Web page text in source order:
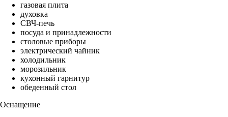
газовая плита
духовка
СВЧ-печь
посуда и принадлежности
столовые приборы
электрический чайник
холодильник
морозильник
кухонный гарнитур
обеденный стол
Оснащение